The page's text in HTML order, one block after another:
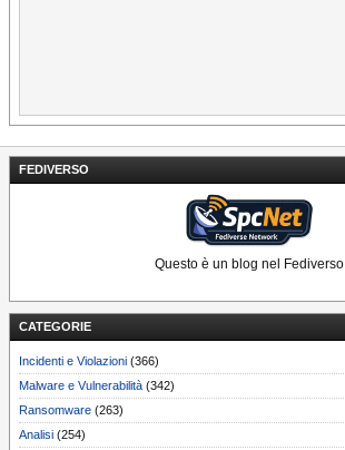
FEDIVERSO
Questo è un blog nel Fediverso
CATEGORIE
Incidenti e Violazioni (366)
Malware e Vulnerabilità (342)
Ransomware (263)
Analisi (254)